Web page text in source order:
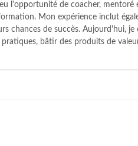
l'opportunité de coacher, mentoré
Mon expérience inclut
chances de succès. Aujourd'hui, je
bâtir des produits de